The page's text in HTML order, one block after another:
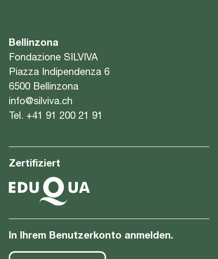
Bellinzona
Fondazione SILVIVA
Piazza Indipendenza 6
6500 Bellinzona
info@silviva.ch
Tel. +41 91 200 21 91
Zertifiziert
In Ihrem Benutzerkonto anmelden.